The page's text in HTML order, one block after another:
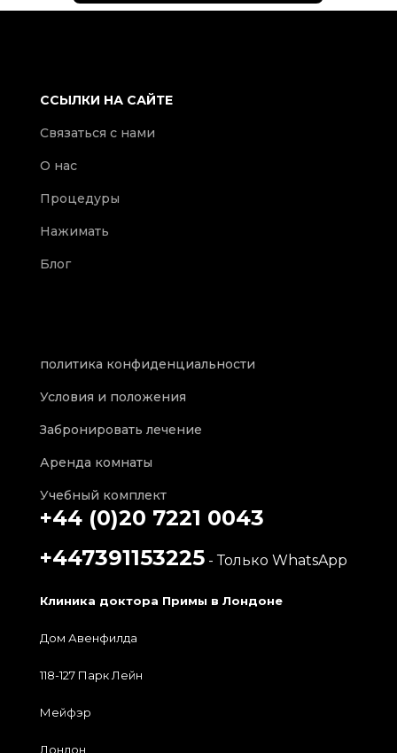
ССЫЛКИ НА САЙТЕ
Связаться с нами
О нас
Процедуры
Нажимать
Блог
политика конфиденциальности
Условия и положения
Забронировать лечение
Аренда комнаты
Учебный комплект
+44 (0)20 7221 0043
+447391153225- Только WhatsApp
Клиника доктора Примы в Лондоне
Дом Авенфилда
118-127 Парк Лейн
Мейфэр
Лондон